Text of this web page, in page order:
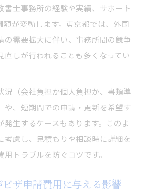
書士事務所の経験や実績、サポート
額が変動します。東京都では、外国
の需要拡大に伴い、事務所間の競争
直しが行われることも多くなってい
況（会社負担か個人負担か、書類準
や、短期間での申請・更新を希望す
発生するケースもあります。このよ
考慮し、見積もりや相談時に詳細を
トラブルを防ぐコツです。
ザ申請費用に与える影響